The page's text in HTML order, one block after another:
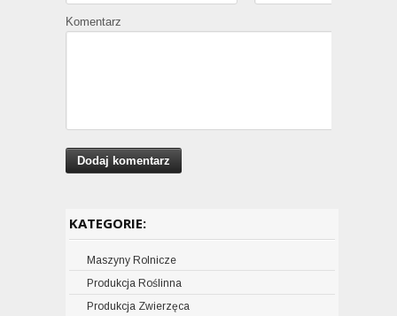
Komentarz
KATEGORIE:
Maszyny Rolnicze
CIĄGNIKI ROLNICZE
Ciągniki CASE IH
Kombajny zbożowe
Produkcja Roślinna
Nasiona zbóż
Produkcja Zwierzęca